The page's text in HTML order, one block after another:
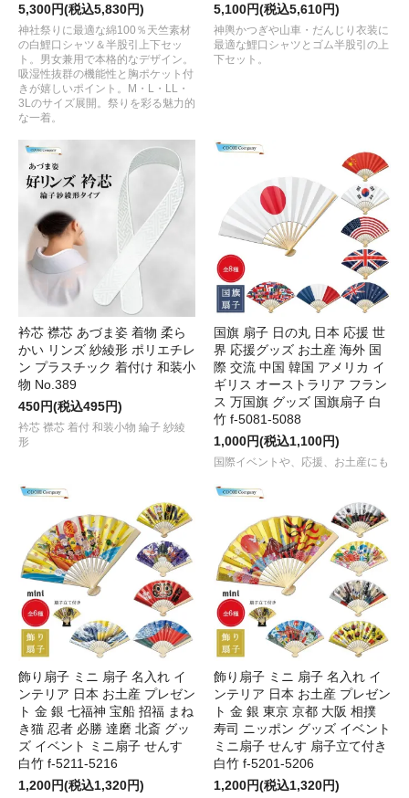
5,300円(税込5,830円)
神社祭りに最適な綿100％天竺素材
の白鯉口シャツ＆半股引上下セッ
ト。男女兼用で本格的なデザイン。
吸湿性抜群の機能性と胸ポケット付
きが嬉しいポイント。M・L・LL・
3Lのサイズ展開。祭りを彩る魅力的
な一着。
5,100円(税込5,610円)
神輿かつぎや山車・だんじり衣装に
最適な鯉口シャツとゴム半股引の上
下セット。
衿芯 襟芯 あづま姿 着物 柔ら
かい リンズ 紗綾形 ポリエチレ
ン プラスチック 着付け 和装小
物 No.389
450円(税込495円)
衿芯 襟芯 着付 和装小物 綸子 紗綾
形
国旗 扇子 日の丸 日本 応援 世
界 応援グッズ お土産 海外 国
際 交流 中国 韓国 アメリカ イ
ギリス オーストラリア フラン
ス 万国旗 グッズ 国旗扇子 白
竹 f-5081-5088
1,000円(税込1,100円)
国際イベントや、応援、お土産にも
飾り扇子 ミニ 扇子 名入れ イ
ンテリア 日本 お土産 プレゼン
ト 金 銀 七福神 宝船 招福 まね
き猫 忍者 必勝 達磨 北斎 グッ
ズ イベント ミニ扇子 せんす
白竹 f-5211-5216
1,200円(税込1,320円)
飾り扇子 ミニ 扇子 名入れ イ
ンテリア 日本 お土産 プレゼン
ト 金 銀 東京 京都 大阪 相撲
寿司 ニッポン グッズ イベント
ミニ扇子 せんす 扇子立て付き
白竹 f-5201-5206
1,200円(税込1,320円)